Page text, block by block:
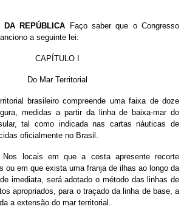
DA REPÚBLICA Faço saber que o Congresso
a seguinte lei:
CAPÍTULO I
Do Mar Territorial
brasileiro compreende uma faixa de doze
medidas a partir da linha de baixa-mar do
tal como indicada nas cartas náuticas de
oficialmente no Brasil.
Nos locais em que a costa apresente recorte
ou em que exista uma franja de ilhas ao longo da
imediata, será adotado o método das linhas de
apropriados, para o traçado da linha de base, a
a extensão do mar territorial.